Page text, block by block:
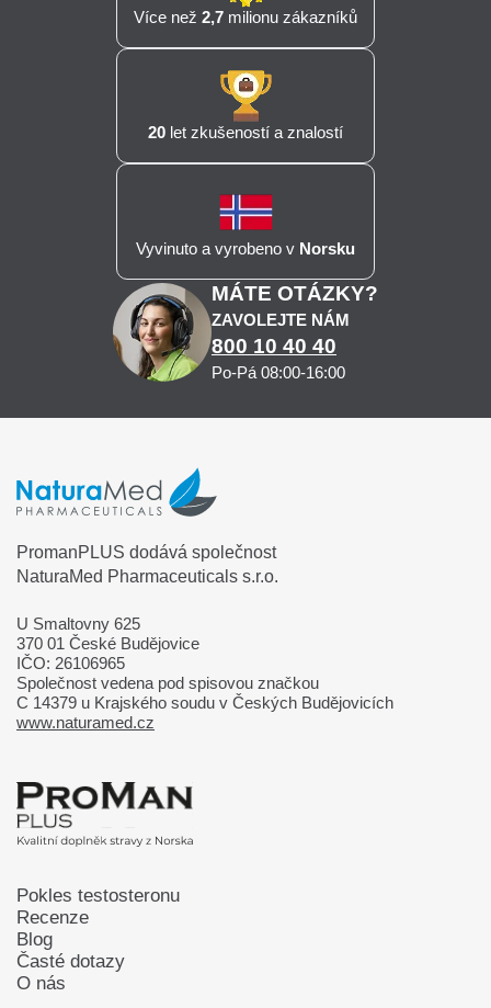
Více než 2,7 milionu zákazníků
20 let zkušeností a znalostí
Vyvinuto a vyrobeno v Norsku
MÁTE OTÁZKY?
ZAVOLEJTE NÁM
800 10 40 40
Po-Pá 08:00-16:00
PromanPLUS dodává společnost
NaturaMed Pharmaceuticals s.r.o.
U Smaltovny 625
370 01 České Budějovice
IČO: 26106965
Společnost vedena pod spisovou značkou
C 14379 u Krajského soudu v Českých Budějovicích
www.naturamed.cz
Pokles testosteronu
Recenze
Blog
Časté dotazy
O nás